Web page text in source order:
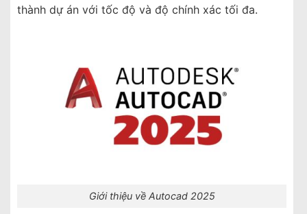
thành dự án với tốc độ và độ chính xác tối đa.
Giới thiệu về Autocad 2025